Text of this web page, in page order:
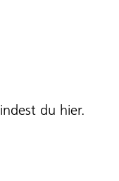
du hier.